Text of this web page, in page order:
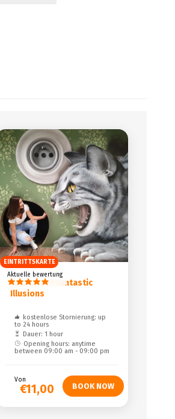
EINTRITTSKARTE
Museum of Fantastic
Illusions
kostenlose Stornierung: up
to 24 hours
Dauer: 1 hour
Opening hours: anytime
between 09:00 am - 09:00 pm
Aktuelle bewertung
Von
€11,00